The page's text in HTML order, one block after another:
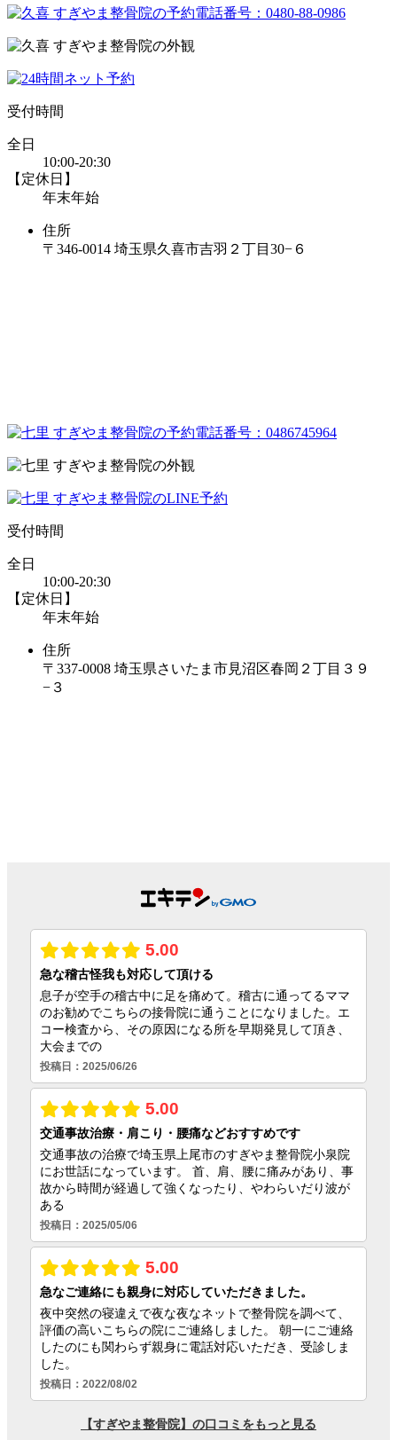
受付時間
全日
10:00-20:30
【定休日】
年末年始
住所
〒346-0014 埼玉県久喜市吉羽２丁目30−６
受付時間
全日
10:00-20:30
【定休日】
年末年始
住所
〒337-0008 埼玉県さいたま市見沼区春岡２丁目３９
−３